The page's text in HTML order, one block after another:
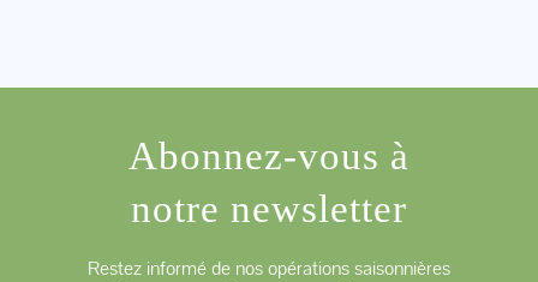
Abonnez-vous à
notre newsletter
Restez informé de nos opérations saisonnières